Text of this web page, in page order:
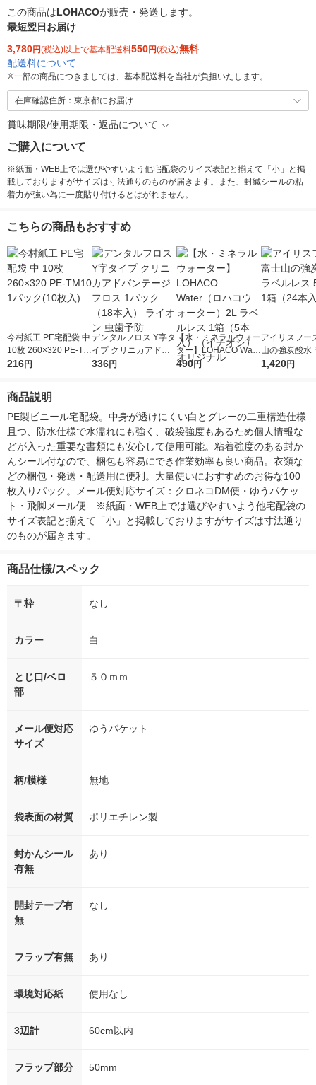
この商品はLOHACOが販売・発送します。
最短翌日お届け
3,780円(税込)以上で基本配送料550円(税込)無料
配送料について
※一部の商品につきましては、基本配送料を当社が負担いたします。
在庫確認住所：東京都にお届け
賞味期限/使用期限・返品について
ご購入について
※紙面・WEB上では選びやすいよう他宅配袋のサイズ表記と揃えて「小」と掲
載しておりますがサイズは寸法通りのものが届きます。また、封緘シールの粘
着力が強い為に一度貼り付けるとはがれません。
こちらの商品もおすすめ
今村紙工 PE宅配袋 中
10枚 260×320 PE-TM
10 1パック(10枚入)
216円
デンタルフロス Y字タ
イプ クリニカアドバ
ンテージ フロス 1パ
336円
【水・ミネラルウォー
ター】LOHACO Wate
r（ロハコウォータ
490円
アイリスフー
山の強炭酸水
レス 500ml 1
1,420円
商品説明
PE製ビニール宅配袋。中身が透けにくい白とグレーの二重構造仕様
且つ、防水仕様で水濡れにも強く、破袋強度もあるため個人情報な
どが入った重要な書類にも安心して使用可能。粘着強度のある封か
んシール付なので、梱包も容易にでき作業効率も良い商品。衣類な
どの梱包・発送・配送用に便利。大量使いにおすすめのお得な100
枚入りパック。メール便対応サイズ：クロネコDM便・ゆうパケッ
ト・飛脚メール便　※紙面・WEB上では選びやすいよう他宅配袋の
サイズ表記と揃えて「小」と掲載しておりますがサイズは寸法通り
のものが届きます。
商品仕様/スペック
〒枠 なし
カラー 白
とじ口/ベロ
部
５０ｍｍ
メール便対応
サイズ
ゆうパケット
柄/模様 無地
袋表面の材質 ポリエチレン製
封かんシール
有無
あり
開封テープ有
無
なし
フラップ有無 あり
環境対応紙 使用なし
3辺計 60cm以内
フラップ部分 50mm